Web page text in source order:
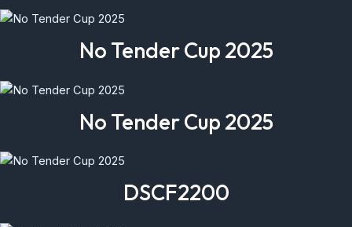
No Tender Cup 2025
No Tender Cup 2025
DSCF2200